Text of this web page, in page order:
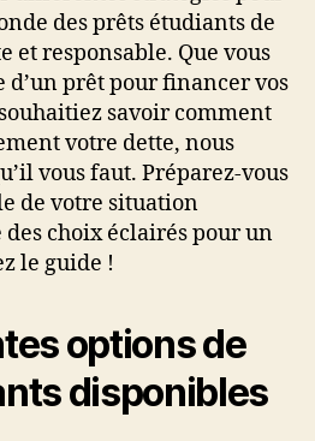
des prêts étudiants de
responsable. Que vous
d’un prêt pour financer vos
savoir comment
votre dette, nous
vous faut. Préparez-vous
de votre situation
choix éclairés pour un
le guide !
options de
disponibles